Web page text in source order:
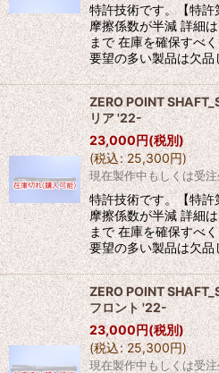
特許技術です。【特
摩擦係数が半減 詳細
まで 在庫を確保すべ
要望の多い製品は欠
ZERO POINT
リア '22-
23,000円(税別)
(税込: 25,300円)
現在製作中もしくは受
特許技術です。【特
摩擦係数が半減 詳細
まで 在庫を確保すべ
要望の多い製品は欠
ZERO POINT
フロント '22-
23,000円(税別)
(税込: 25,300円)
現在製作中もしくは受注